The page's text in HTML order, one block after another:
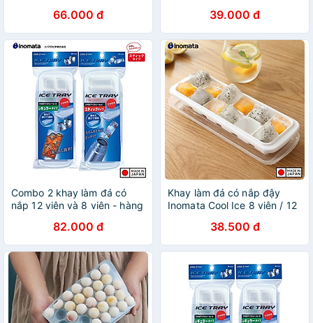
66.000 đ 39.000 đ
Combo 2 khay làm đá có
nắp 12 viên và 8 viên - hàng
82.000 đ
Khay làm đá có nắp đậy
Inomata Cool Ice 8 viên / 12
Nhật Bản |#Made in Japan
38.500 đ